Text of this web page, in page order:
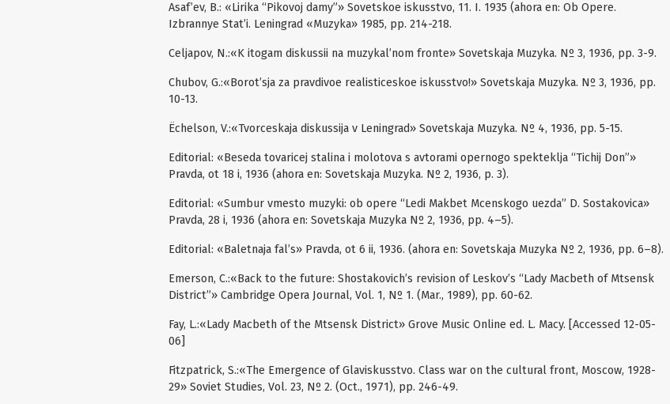
Asaf’ev, B.: «Lirika “Pikovoj damy”» Sovetskoe iskusstvo, 11. I. 1935 (ahora en: Ob Opere.
Izbrannye Stat’i. Leningrad «Muzyka» 1985, pp. 214-218.
Celjapov, N.:«K itogam diskussii na muzykal’nom fronte» Sovetskaja Muzyka. Nº 3, 1936, pp. 3-9.
Chubov, G.:«Borot’sja za pravdivoe realisticeskoe iskusstvo!» Sovetskaja Muzyka. Nº 3, 1936, pp.
10-13.
Ëchelson, V.:«Tvorceskaja diskussija v Leningrad» Sovetskaja Muzyka. Nº 4, 1936, pp. 5-15.
Editorial: «Beseda tovaricej stalina i molotova s avtorami opernogo spekteklja “Tichij Don”»
Pravda, ot 18 i, 1936 (ahora en: Sovetskaja Muzyka. Nº 2, 1936, p. 3).
Editorial: «Sumbur vmesto muzyki: ob opere “Ledi Makbet Mcenskogo uezda” D. Sostakovica»
Pravda, 28 i, 1936 (ahora en: Sovetskaja Muzyka Nº 2, 1936, pp. 4–5).
Editorial: «Baletnaja fal’s» Pravda, ot 6 ii, 1936. (ahora en: Sovetskaja Muzyka Nº 2, 1936, pp. 6–8).
Emerson, C.:«Back to the future: Shostakovich’s revision of Leskov’s “Lady Macbeth of Mtsensk
District”» Cambridge Opera Journal, Vol. 1, Nº 1. (Mar., 1989), pp. 60-62.
Fay, L.:«Lady Macbeth of the Mtsensk District» Grove Music Online ed. L. Macy. [Accessed 12-05-
06]
Fitzpatrick, S.:«The Emergence of Glaviskusstvo. Class war on the cultural front, Moscow, 1928-
29» Soviet Studies, Vol. 23, Nº 2. (Oct., 1971), pp. 246-49.